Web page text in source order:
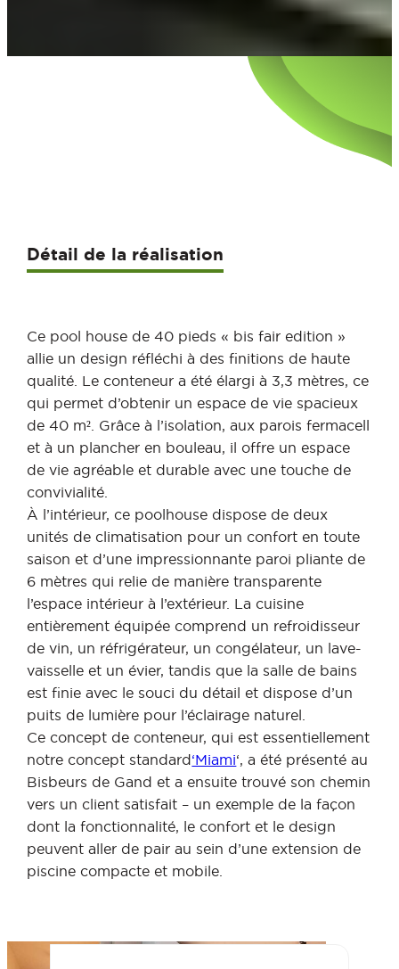
Détail de la réalisation
Ce pool house de 40 pieds « bis fair edition »
allie un design réfléchi à des finitions de haute
qualité. Le conteneur a été élargi à 3,3 mètres, ce
qui permet d’obtenir un espace de vie spacieux
de 40 m². Grâce à l’isolation, aux parois fermacell
et à un plancher en bouleau, il offre un espace
de vie agréable et durable avec une touche de
convivialité.
À l’intérieur, ce poolhouse dispose de deux
unités de climatisation pour un confort en toute
saison et d’une impressionnante paroi pliante de
6 mètres qui relie de manière transparente
l’espace intérieur à l’extérieur. La cuisine
entièrement équipée comprend un refroidisseur
de vin, un réfrigérateur, un congélateur, un lave-
vaisselle et un évier, tandis que la salle de bains
est finie avec le souci du détail et dispose d’un
puits de lumière pour l’éclairage naturel.
Ce concept de conteneur, qui est essentiellement
notre concept standard‘Miami‘, a été présenté au
Bisbeurs de Gand et a ensuite trouvé son chemin
vers un client satisfait – un exemple de la façon
dont la fonctionnalité, le confort et le design
peuvent aller de pair au sein d’une extension de
piscine compacte et mobile.